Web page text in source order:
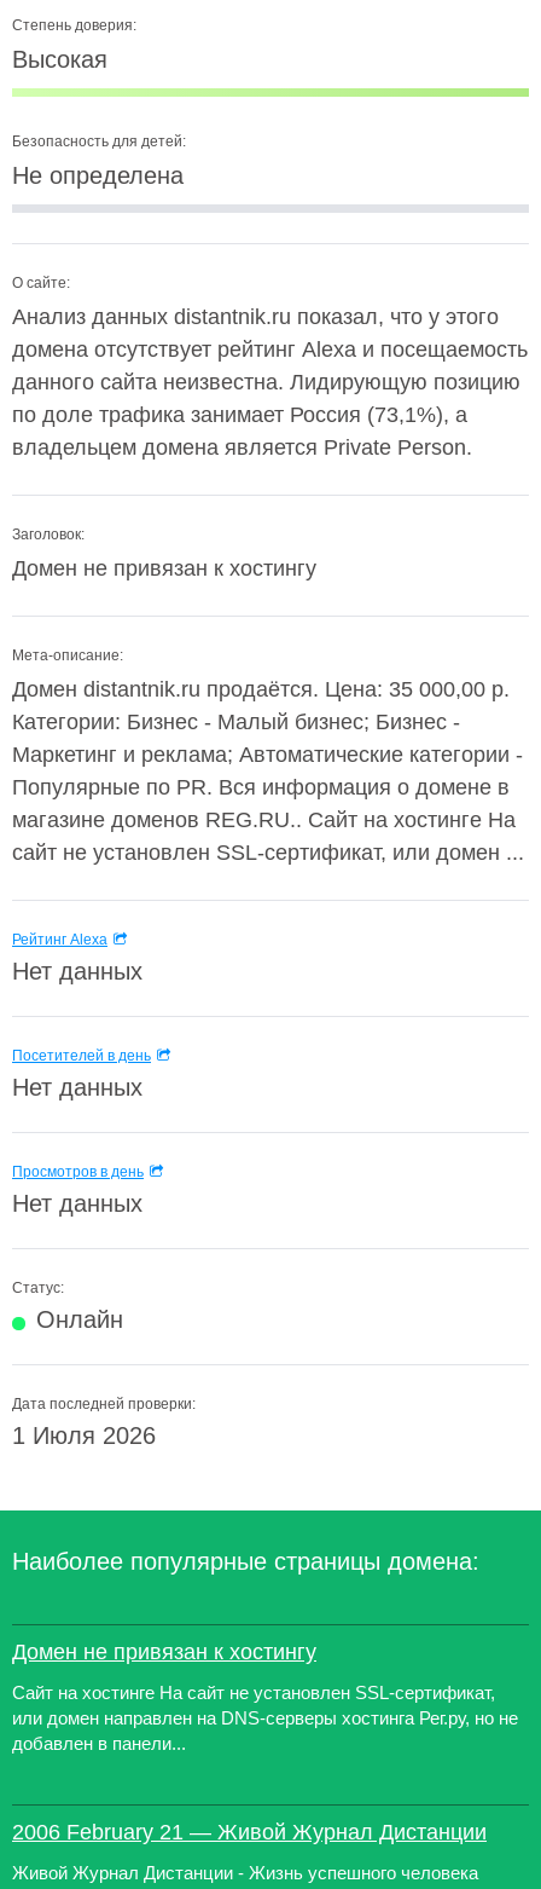
Степень доверия:
Высокая
Безопасность для детей:
Не определена
О сайте:
Анализ данных distantnik.ru показал, что у этого
домена отсутствует рейтинг Alexa и посещаемость
данного сайта неизвестна. Лидирующую позицию
по доле трафика занимает Россия (73,1%), а
владельцем домена является Private Person.
Заголовок:
Домен не привязан к хостингу
Мета-описание:
Домен distantnik.ru продаётся. Цена: 35 000,00 р.
Категории: Бизнес - Малый бизнес; Бизнес -
Маркетинг и реклама; Автоматические категории -
Популярные по PR. Вся информация о домене в
магазине доменов REG.RU.. Сайт на хостинге На
сайт не установлен SSL-сертификат, или домен ...
Рейтинг Alexa
Нет данных
Посетителей в день
Нет данных
Просмотров в день
Нет данных
Статус:
Онлайн
Дата последней проверки:
1 Июля 2026
Наиболее популярные страницы домена:
Домен не привязан к хостингу
Сайт на хостинге На сайт не установлен SSL-сертификат,
или домен направлен на DNS-серверы хостинга Рег.ру, но не
добавлен в панели...
2006 February 21 — Живой Журнал Дистанции
Живой Журнал Дистанции - Жизнь успешного человека